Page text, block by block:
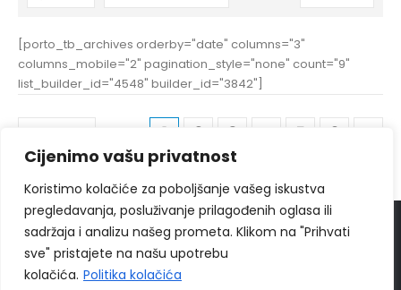
Cijenimo vašu privatnost
Koristimo kolačiće za poboljšanje vašeg iskustva
pregledavanja, posluživanje prilagođenih oglasa ili
sadržaja i analizu našeg prometa. Klikom na "Prihvati
sve" pristajete na našu upotrebu
kolačića. Politika kolačića
[porto_tb_archives orderby="date" columns="3"
columns_mobile="2" pagination_style="none" count="9"
list_builder_id="4548" builder_id="3842"]
1 2 3 5 6
© 2024 Ippon Shop BiH Sva prava zadržava
Web Design "CanaC.ba